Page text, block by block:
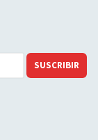
SUSCRIBIR